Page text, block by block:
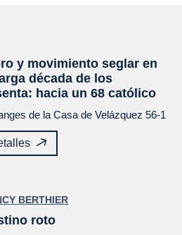
y movimiento seglar en
década de los
hacia un 68 católico
de la Casa de Velázquez 56-1
BERTHIER
roto